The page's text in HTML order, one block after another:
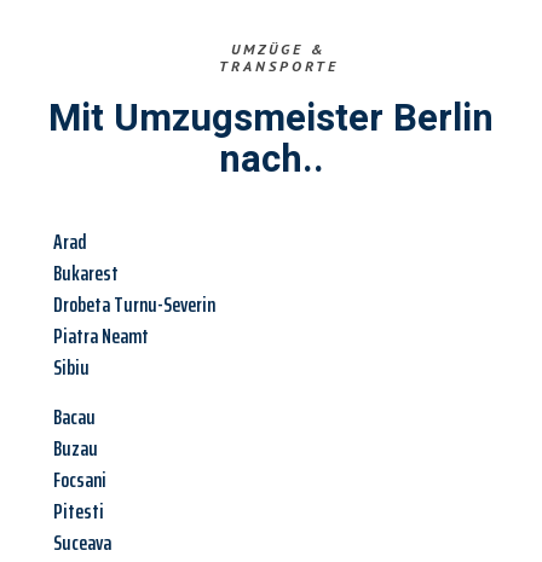
UMZÜGE &
TRANSPORTE
Mit Umzugsmeister Berlin
nach..
Arad
Bukarest
Drobeta Turnu-Severin
Piatra Neamt
Sibiu
Bacau
Buzau
Focsani
Pitesti
Suceava